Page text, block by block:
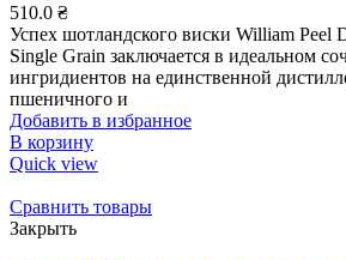
510.0 ₴
Успех шотландского виски William Peel
Single Grain заключается в идеальном
ингридиентов на единственной
пшеничного и
Добавить в избранное
В корзину
Quick view
Сравнить товары
Закрыть